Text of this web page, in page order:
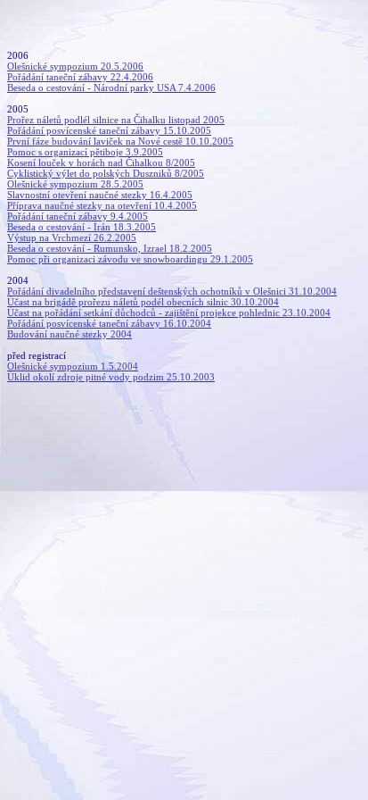
2006
Olešnické sympozium 20.5.2006
Pořádání taneční zábavy 22.4.2006
Beseda o cestování - Národní parky USA 7.4.2006
2005
Prořez náletů podlél silnice na Čihalku listopad 2005
Pořádání posvícenské taneční zábavy 15.10.2005
První fáze budování laviček na Nové cestě 10.10.2005
Pomoc s organizací pětiboje 3.9.2005
Kosení louček v horách nad Čihalkou 8/2005
Cyklistický výlet do polských Duszniků 8/2005
Olešnické sympozium 28.5.2005
Slavnostní otevření naučné stezky 16.4.2005
Příprava naučné stezky na otevření 10.4.2005
Pořádání taneční zábavy 9.4.2005
Beseda o cestování - Írán 18.3.2005
Výstup na Vrchmezí 26.2.2005
Beseda o cestování - Rumunsko, Izrael 18.2.2005
Pomoc při organizaci závodu ve snowboardingu 29.1.2005
2004
Pořádání divadelního představení deštenských ochotníků v Olešnici 31.10.2004
Účast na brigádě prořezu náletů podél obecních silnic 30.10.2004
Účast na pořádání setkání důchodců - zajištění projekce pohlednic 23.10.2004
Pořádání posvícenské taneční zábavy 16.10.2004
Budování naučné stezky 2004
před registrací
Olešnické sympozium 1.5.2004
Úklid okolí zdroje pitné vody podzim 25.10.2003